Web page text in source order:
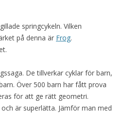
springcykeln. Vilken
på denna är Frog.
De tillverkar cyklar för barn,
Över 500 barn har fått prova
för att ge rätt geometri.
är superlätta. Jämför man med